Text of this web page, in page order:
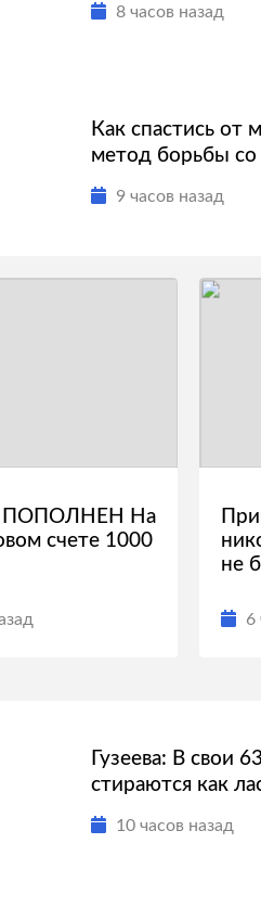
8 часов назад
Как спастись
метод борьбы со
9 часов назад
ПОПОЛНЕН На
счете 1000
не
6
Гузеева: В свои
стираются как
10 часов назад